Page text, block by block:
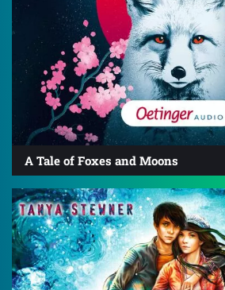
A Tale of Foxes and Moons